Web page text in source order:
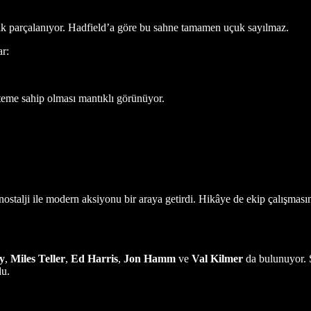
Hadfield’a göre bu sahne tamamen uçuk sayılmaz.
sahip olması mantıklı görünüyor.
ile modern aksiyonu bir araya getirdi. Hikâye de ekip
, Miles Teller, Ed Harris, Jon Hamm ve Val Kilmer da bulunuyor.